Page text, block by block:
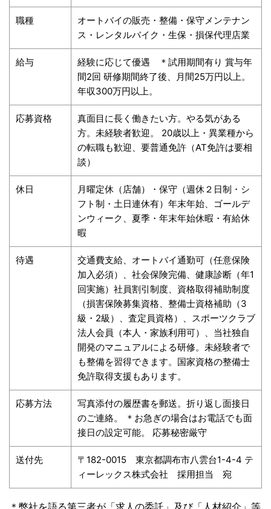
職種
オートバイの販売・整備・保守メンテナン
ス・レンタルバイク・生保・損保代理店業
給与
経験に応じて優遇 ＊試用期間有り 賞与年
間2回 研修期間終了後、月間25万円以上。
年収300万円以上。
応募資格
真面目に長く働きたい方。やる気がある
方。未経験者歓迎。
20歳以上・異業種から
の転職も歓迎、要普通免許（AT免許は要相
談）
休日
月曜定休（店舗）・保守（週休２日制・シ
フト制・土日連休有）年末年始、ゴールデ
ンウィーク、夏季・年末年始休暇・有給休
暇
待遇
交通費支給、オートバイ通勤可（任意保険
加入必須）、社会保険完備、健康診断（年1
回実施）社員割引制度、資格取得補助制度
（損害保険募集資格、整備士資格補助（3
級・2級）、査定員資格）、スポーツクラブ
法人会員（本人・家族利用可）、当社独自
開発のマニュアルによる研修。未経験者で
も整備を習得できます。国家資格の整備士
免許取得支援もあります。
応募方法
写真添付の履歴書を郵送。折り返し面接日
のご連絡。
＊お急ぎの場合はお電話でも面
接日の設定可能。
応募秘密厳守
送付先 〒182-0015 東京都調布市八雲台1-4-4 テ
ィーレックス株式会社 採用担当 宛
＊弊社を語る第三者が「求人の委託」及び「人材紹介」等